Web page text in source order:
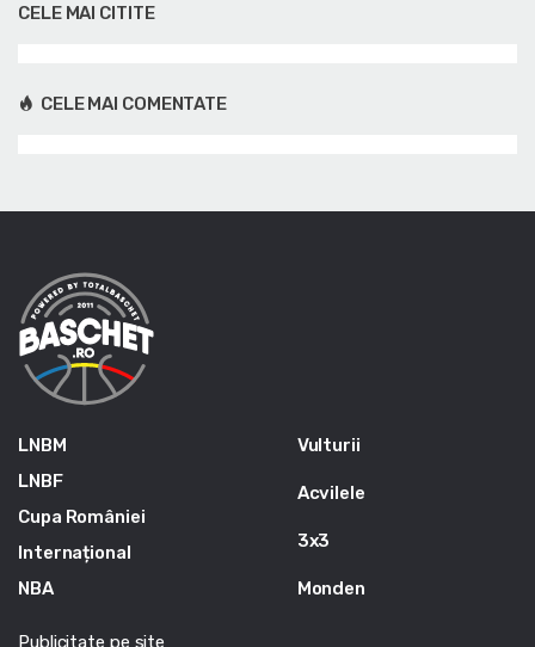
CELE MAI CITITE
CELE MAI COMENTATE
LNBM
LNBF
Cupa României
Internațional
NBA
Vulturii
Acvilele
3x3
Monden
Publicitate pe site